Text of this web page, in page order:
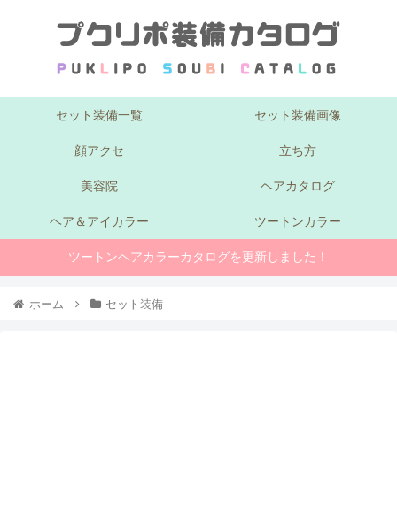
セット装備一覧 セット装備画像
顔アクセ 立ち方
美容院 ヘアカタログ
ヘア＆アイカラー ツートンカラー
ツートンヘアカラーカタログを更新しました！
ホーム セット装備